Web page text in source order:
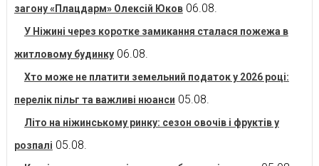
загону «Плацдарм» Олексій Юков 06.08.
У Ніжині через коротке замикання сталася пожежа в
житловому будинку 06.08.
Хто може не платити земельний податок у 2026 році:
перелік пільг та важливі нюанси 05.08.
Літо на ніжинському ринку: сезон овочів і фруктів у
розпалі 05.08.